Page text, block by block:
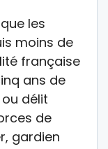
les
moins de
française
ans de
délit
de
gardien